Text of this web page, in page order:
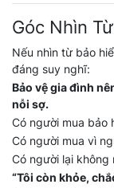
Góc Nhìn
Nếu nhìn từ bảo
đáng suy nghĩ:
Bảo vệ gia đình
nỗi sợ.
Có người mua bảo
Có người mua vì
Có người lại không
“Tôi còn khỏe,